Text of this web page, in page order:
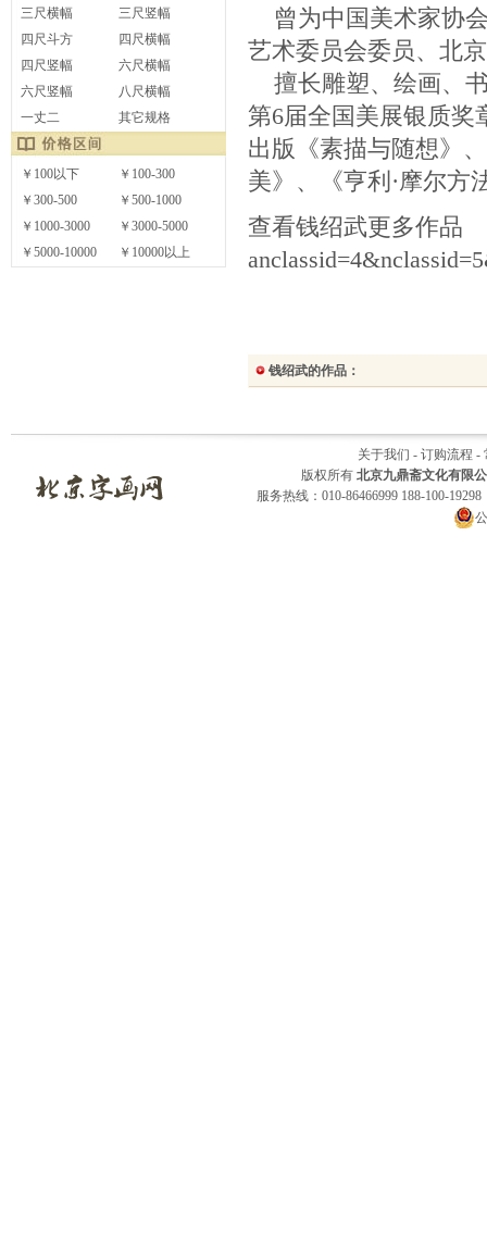
三尺横幅
三尺竖幅
四尺斗方
四尺横幅
四尺竖幅
六尺横幅
六尺竖幅
八尺横幅
一丈二
其它规格
￥100以下
￥100-300
￥300-500
￥500-1000
￥1000-3000
￥3000-5000
￥5000-10000
￥10000以上
曾为中国美术家协
艺术委员会委员、北
擅长雕塑、绘画、
第6届全国美展银质奖
出版《素描与随想》
美》、《亨利·摩尔方
查看钱绍武更多作品
钱绍武的作品：
关于我们 - 订购流程 -
版权所有 北京九鼎斋文化有限
服务热线：010-86466999 188-100-